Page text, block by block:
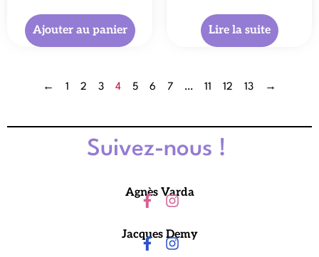
Ajouter au panier Lire la suite
← 1 2 3 4 5 6 7 … 11 12 13 →
Suivez-nous !
Agnès Varda
Jacques Demy